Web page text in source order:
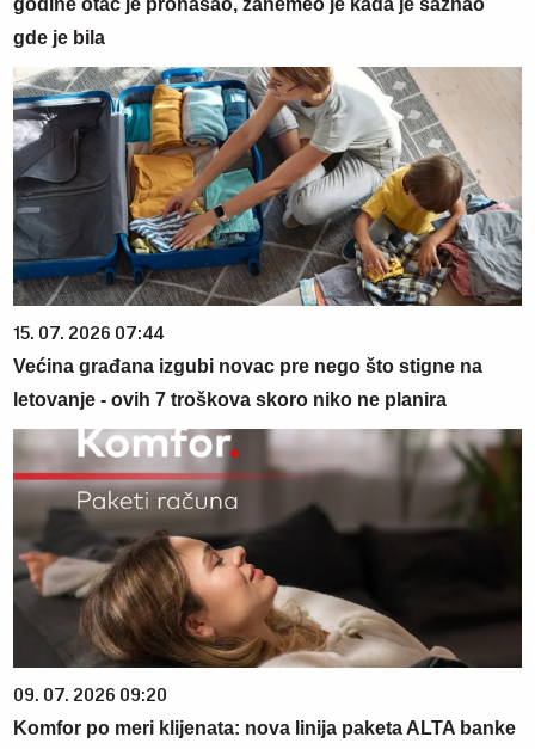
gde je bila
15. 07. 2026 07:44
Većina građana izgubi novac pre nego što stigne na
letovanje - ovih 7 troškova skoro niko ne planira
09. 07. 2026 09:20
Komfor po meri klijenata: nova linija paketa ALTA banke